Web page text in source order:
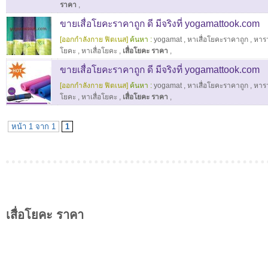
ราคา ,
ขายเสื่อโยคะราคาถูก ดี มีจริงที่ yogamattook.com
[ออกกำลังกาย ฟิตเนส] ค้นหา : yogamat, หาเสื่อโยคะราคาถูก , หาร
โยคะ , หาเสื่อโยคะ , เสื่อโยคะ ราคา ,
ขายเสื่อโยคะราคาถูก ดี มีจริงที่ yogamattook.com
[ออกกำลังกาย ฟิตเนส] ค้นหา : yogamat, หาเสื่อโยคะราคาถูก , หาร
โยคะ , หาเสื่อโยคะ , เสื่อโยคะ ราคา ,
หน้า 1 จาก 1 1
เสื่อโยคะ ราคา